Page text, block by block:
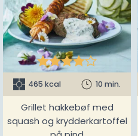

465 kcal 10 min.
Grillet hakkebøf med
squash og krydderkartoffel